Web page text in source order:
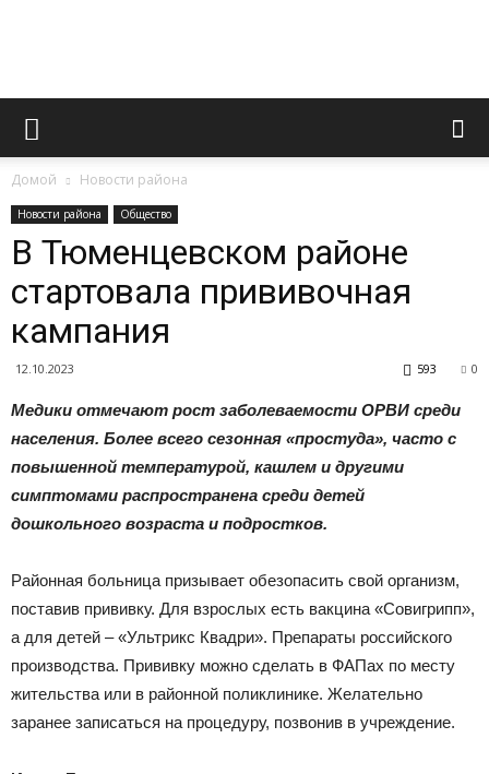
Официальный
газеты
|
Тюменцевский
район
Домой Новости района
Новости района Общество
В Тюменцевском районе
стартовала прививочная
кампания
12.10.2023 0
593
Медики отмечают рост заболеваемости ОРВИ среди
населения. Более всего сезонная «простуда», часто с
повышенной температурой, кашлем и другими
симптомами распространена среди детей
дошкольного возраста и подростков.
Районная больница призывает обезопасить свой организм,
поставив прививку. Для взрослых есть вакцина «Совигрипп»,
а для детей – «Ультрикс Квадри». Препараты российского
производства. Прививку можно сделать в ФАПах по месту
жительства или в районной поликлинике. Желательно
заранее записаться на процедуру, позвонив в учреждение.